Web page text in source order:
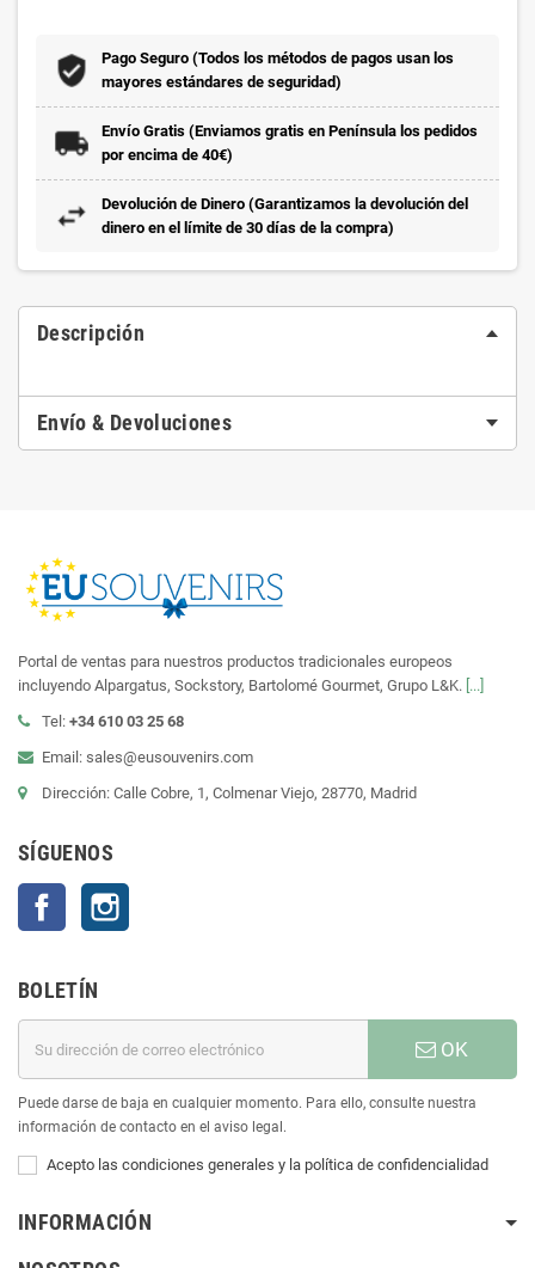
Pago Seguro (Todos los métodos de pagos usan los
mayores estándares de seguridad)
Envío Gratis (Enviamos gratis en Península los pedidos
por encima de 40€)
Devolución de Dinero (Garantizamos la devolución del
dinero en el límite de 30 días de la compra)
Descripción
Envío & Devoluciones
Portal de ventas para nuestros productos tradicionales europeos
incluyendo Alpargatus, Sockstory, Bartolomé Gourmet, Grupo L&K. [...]
Tel: +34 610 03 25 68
Email: sales@eusouvenirs.com
Dirección: Calle Cobre, 1, Colmenar Viejo, 28770, Madrid
SÍGUENOS
Facebook
BOLETÍN
OK
Puede darse de baja en cualquier momento. Para ello, consulte nuestra
información de contacto en el aviso legal.
Acepto las condiciones generales y la política de confidencialidad
INFORMACIÓN